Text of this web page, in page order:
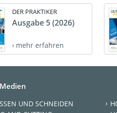
DER PRAKTIKER
Ausgabe 5 (2026)
› mehr erfahren
UND SCHNEIDEN